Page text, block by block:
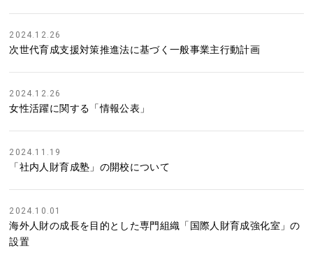
2024.12.26
次世代育成支援対策推進法に基づく一般事業主行動計画
2024.12.26
女性活躍に関する「情報公表」
2024.11.19
「社内人財育成塾」の開校について
2024.10.01
海外人財の成長を目的とした専門組織「国際人財育成強化室」の
設置